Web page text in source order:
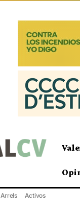
Arrels Activos